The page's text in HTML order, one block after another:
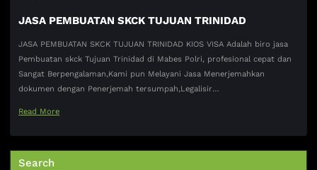
JASA PEMBUATAN SKCK TUJUAN TRINIDAD
JASA PEMBUATAN SKCK TUJUAN TRINIDAD KIOS VISA Adalah biro jasa
Pembuatan skck Tujuan Trinidad di Mabes Polri, profesional cepat dan
Sangat Berpengalaman,Kami pun Melayani Jasa Menerjemahkan
dokumen dengan Penerjemah tersumpah,Legalisir…
Read More
Search